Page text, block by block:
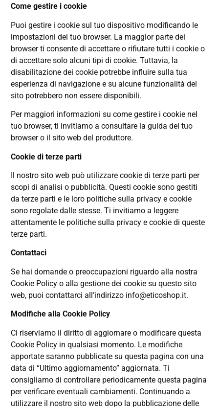
Come gestire i cookie
Puoi gestire i cookie sul tuo dispositivo modificando le
impostazioni del tuo browser. La maggior parte dei
browser ti consente di accettare o rifiutare tutti i cookie o
di accettare solo alcuni tipi di cookie. Tuttavia, la
disabilitazione dei cookie potrebbe influire sulla tua
esperienza di navigazione e su alcune funzionalità del
sito potrebbero non essere disponibili.
Per maggiori informazioni su come gestire i cookie nel
tuo browser, ti invitiamo a consultare la guida del tuo
browser o il sito web del produttore.
Cookie di terze parti
Il nostro sito web può utilizzare cookie di terze parti per
scopi di analisi o pubblicità. Questi cookie sono gestiti
da terze parti e le loro politiche sulla privacy e cookie
sono regolate dalle stesse. Ti invitiamo a leggere
attentamente le politiche sulla privacy e cookie di queste
terze parti.
Contattaci
Se hai domande o preoccupazioni riguardo alla nostra
Cookie Policy o alla gestione dei cookie su questo sito
web, puoi contattarci all’indirizzo info@eticoshop.it.
Modifiche alla Cookie Policy
Ci riserviamo il diritto di aggiornare o modificare questa
Cookie Policy in qualsiasi momento. Le modifiche
apportate saranno pubblicate su questa pagina con una
data di “Ultimo aggiornamento” aggiornata. Ti
consigliamo di controllare periodicamente questa pagina
per verificare eventuali cambiamenti. Continuando a
utilizzare il nostro sito web dopo la pubblicazione delle